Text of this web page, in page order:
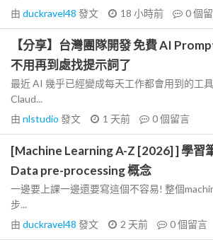
由 duckravel48 發文 18 小時前 0個
【分享】台灣團隊開發 免費 AI
不用再到處找提示詞了
最近 AI 幾乎已經變成每天工作都會用到的工
Claud...
由 nlstudio 發文 1 天前 0個留言
[Machine Learning A-Z [2026] ] 學習
Data pre-processing 概念
一邊要上課一邊還要寫這個不容易! 整個
步...
由 duckravel48 發文 2 天前 0個留言